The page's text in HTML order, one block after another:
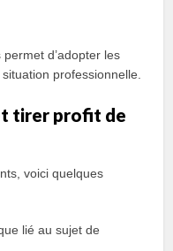
d’adopter les
professionnelle.
tirer profit de
voici quelques
lié au sujet de